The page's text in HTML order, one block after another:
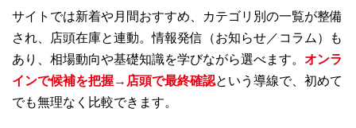
サイトでは新着や月間おすすめ、カテゴリ別の一覧が整備
され、店頭在庫と連動。情報発信（お知らせ／コラム）も
あり、相場動向や基礎知識を学びながら選べます。 オンラ
インで候補を把握→店頭で最終確認という導線で、初めて
でも無理なく比較できます。